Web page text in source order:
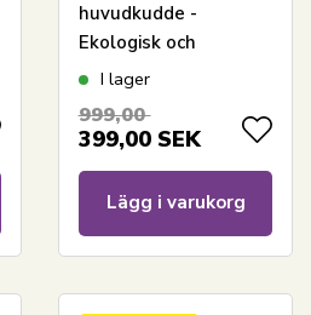
huvudkudde -
Ekologisk och
allergivänlig kudde -
Borg
I lager
999,00
399,00 SEK
Lägg i varukorg